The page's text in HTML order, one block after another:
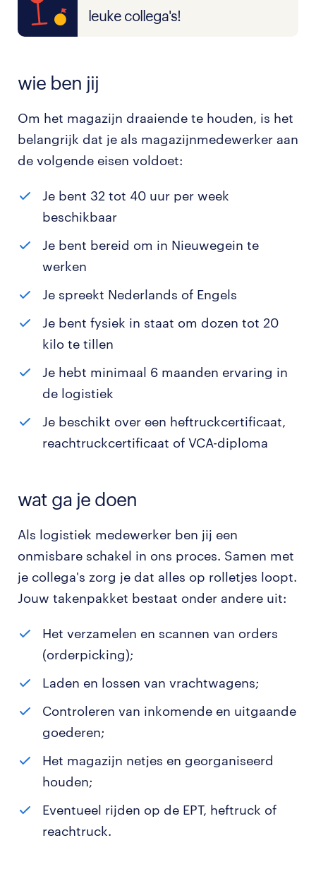
leuke collega's!
wie ben jij
Om het magazijn draaiende te houden, is het
belangrijk dat je als magazijnmedewerker aan
de volgende eisen voldoet:
Je bent 32 tot 40 uur per week
beschikbaar
Je bent bereid om in Nieuwegein te
werken
Je spreekt Nederlands of Engels
Je bent fysiek in staat om dozen tot 20
kilo te tillen
Je hebt minimaal 6 maanden ervaring in
de logistiek
Je beschikt over een heftruckcertificaat,
reachtruckcertificaat of VCA-diploma
wat ga je doen
Als logistiek medewerker ben jij een
onmisbare schakel in ons proces. Samen met
je collega's zorg je dat alles op rolletjes loopt.
Jouw takenpakket bestaat onder andere uit:
Het verzamelen en scannen van orders
(orderpicking);
Laden en lossen van vrachtwagens;
Controleren van inkomende en uitgaande
goederen;
Het magazijn netjes en georganiseerd
houden;
Eventueel rijden op de EPT, heftruck of
reachtruck.